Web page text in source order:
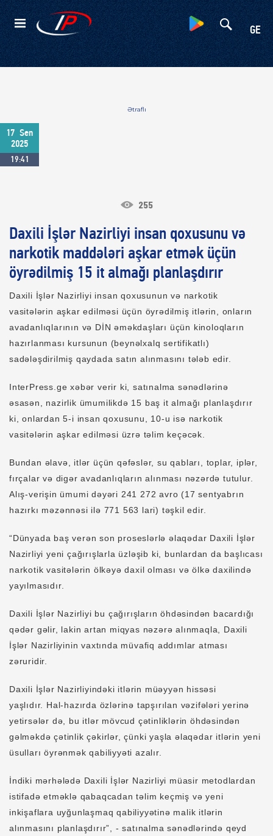
GE
Kateqoriyalar
Ətraflı
17 Sen
2025
19:41
255
Daxili İşlər Nazirliyi insan qoxusunu və
narkotik maddələri aşkar etmək üçün
öyrədilmiş 15 it almağı planlaşdırır
Daxili İşlər Nazirliyi insan qoxusunun və narkotik
vasitələrin aşkar edilməsi üçün öyrədilmiş itlərin, onların
avadanlıqlarının və DİN əməkdaşları üçün kinoloqların
hazırlanması kursunun (beynəlxalq sertifikatlı)
sadələşdirilmiş qaydada satın alınmasını tələb edir.
InterPress.ge xəbər verir ki, satınalma sənədlərinə
əsasən, nazirlik ümumilikdə 15 baş it almağı planlaşdırır
ki, onlardan 5-i insan qoxusunu, 10-u isə narkotik
vasitələrin aşkar edilməsi üzrə təlim keçəcək.
Bundan əlavə, itlər üçün qəfəslər, su qabları, toplar, iplər,
fırçalar və digər avadanlıqların alınması nəzərdə tutulur.
Alış-verişin ümumi dəyəri 241 272 avro (17 sentyabrın
hazırkı məzənnəsi ilə 771 563 lari) təşkil edir.
“Dünyada baş verən son proseslərlə əlaqədar Daxili İşlər
Nazirliyi yeni çağırışlarla üzləşib ki, bunlardan da başlıcası
narkotik vasitələrin ölkəyə daxil olması və ölkə daxilində
yayılmasıdır.
Daxili İşlər Nazirliyi bu çağırışların öhdəsindən bacardığı
qədər gəlir, lakin artan miqyas nəzərə alınmaqla, Daxili
İşlər Nazirliyinin vaxtında müvafiq addımlar atması
zəruridir.
Daxili İşlər Nazirliyindəki itlərin müəyyən hissəsi
yaşlıdır. Hal-hazırda özlərinə tapşırılan vəzifələri yerinə
yetirsələr də, bu itlər mövcud çətinliklərin öhdəsindən
gəlməkdə çətinlik çəkirlər, çünki yaşla əlaqədar itlərin yeni
üsulları öyrənmək qabiliyyəti azalır.
İndiki mərhələdə Daxili İşlər Nazirliyi müasir metodlardan
istifadə etməklə qabaqcadan təlim keçmiş və yeni
inkişaflara uyğunlaşmaq qabiliyyətinə malik itlərin
alınmasını planlaşdırır”, - satınalma sənədlərində qeyd